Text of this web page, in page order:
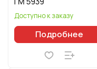
Доступно к заказу
Подробнее